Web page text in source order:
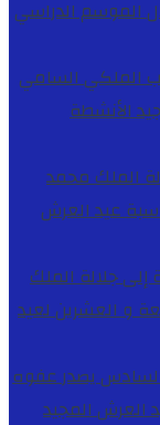
الموسم الدراسي
الملكي السامي
الأنشطة
الملك محمد
عيد العرش
جلالة الملك
و العشرين لعيد
يصدر عفوه